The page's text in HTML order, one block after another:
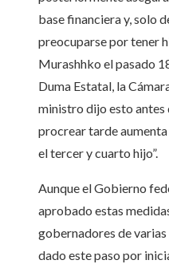
base financiera y, solo
preocuparse por tener
Murashhko el pasado
Duma Estatal, la
ministro dijo esto antes
procrear tarde
el tercer y cuarto hijo”.
Aunque el Gobierno
aprobado estas
gobernadores de varias
dado este paso por